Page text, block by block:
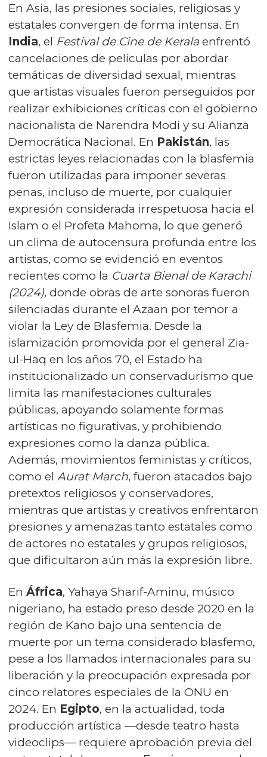
En Asia, las presiones sociales, religiosas y
estatales convergen de forma intensa. En
India, el Festival de Cine de Keralaenfrentó
cancelaciones de películas por abordar
temáticas de diversidad sexual, mientras
que artistas visuales fueron perseguidos por
realizar exhibiciones críticas con el gobierno
nacionalista de Narendra Modi y su Alianza
Democrática Nacional. En Pakistán, las
estrictas leyes relacionadas con la blasfemia
fueron utilizadas para imponer severas
penas, incluso de muerte, por cualquier
expresión considerada irrespetuosa hacia el
Islam o el Profeta Mahoma, lo que generó
un clima de autocensura profunda entre los
artistas, como se evidenció en eventos
recientes como la Cuarta Bienal de Karachi
(2024), donde obras de arte sonoras fueron
silenciadas durante el Azaan por temor a
violar la Ley de Blasfemia. Desde la
islamización promovida por el general Zia-
ul-Haq en los años 70, el Estado ha
institucionalizado un conservadurismo que
limita las manifestaciones culturales
públicas, apoyando solamente formas
artísticas no figurativas, y prohibiendo
expresiones como la danza pública.
Además, movimientos feministas y críticos,
como el Aurat March, fueron atacados bajo
pretextos religiosos y conservadores,
mientras que artistas y creativos enfrentaron
presiones y amenazas tanto estatales como
de actores no estatales y grupos religiosos,
que dificultaron aún más la expresión libre.
En África, Yahaya Sharif-Aminu, músico
nigeriano, ha estado preso desde 2020 en la
región de Kano bajo una sentencia de
muerte por un tema considerado blasfemo,
pese a los llamados internacionales para su
liberación y la preocupación expresada por
cinco relatores especiales de la ONU en
2024. En Egipto, en la actualidad, toda
producción artística —desde teatro hasta
videoclips— requiere aprobación previa del